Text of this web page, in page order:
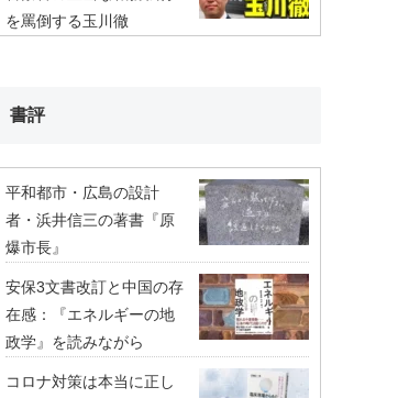
を罵倒する玉川徹
書評
平和都市・広島の設計
者・浜井信三の著書『原
爆市長』
安保3文書改訂と中国の存
在感：『エネルギーの地
政学』を読みながら
コロナ対策は本当に正し